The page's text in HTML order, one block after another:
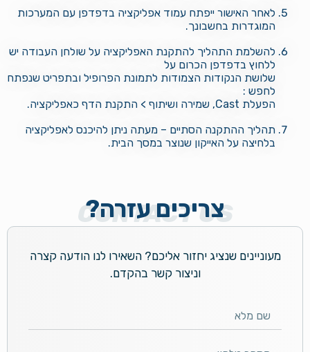
לאחר האישור ייפתח עמוד אפליקציה בדפדפן עם המערכות
המוגדרות בחשבונך.
להשלמת התהליך להתקנת האפליקציה על שולחן העבודה יש
ללחוץ בדפדפן הכרום על
שלושת הנקודות הצמודות לתמונת הפרופיל ובתפריט שנפתח
לחפש :
הפעלת Cast, שמירה ושיתוף > התקנת הדף כאפליקציה.
תהליך ההתקנה הסתיים – מעתה ניתן להיכנס לאפליקציה
בלחיצה על האייקון שנוצר במסך הבית.
CONTACT US
צריכים עזרה?
מעוניינים שנציג יחזור אליכם? השאירו לנו הודעה קצרה
וניצור קשר בהקדם.